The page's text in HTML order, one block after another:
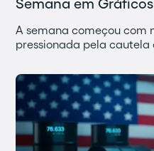
Semana em
A semana começou com
pressionada pela cautela